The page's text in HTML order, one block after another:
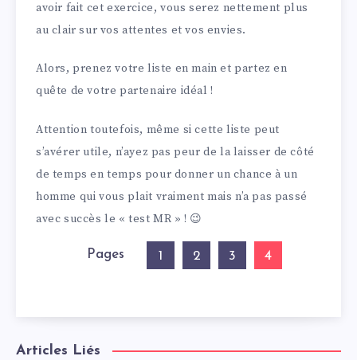
avoir fait cet exercice, vous serez nettement plus
au clair sur vos attentes et vos envies.
Alors, prenez votre liste en main et partez en
quête de votre partenaire idéal !
Attention toutefois, même si cette liste peut
s’avérer utile, n’ayez pas peur de la laisser de côté
de temps en temps pour donner un chance à un
homme qui vous plait vraiment mais n’a pas passé
avec succès le « test MR » ! 😉
Pages 1 2 3 4
Articles Liés